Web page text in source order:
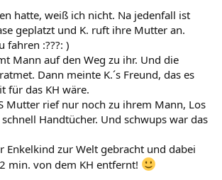
hatte, weiß ich nicht. Na jedenfall ist
geplatzt und K. ruft ihre Mutter an.
fahren :???: )
Mann auf den Weg zu ihr. Und die
Dann meinte K.´s Freund, das es
für das KH wäre.
Mutter rief nur noch zu ihrem Mann, Los
Handtücher. Und schwups war das
Enkelkind zur Welt gebracht und dabei
min. von dem KH entfernt!